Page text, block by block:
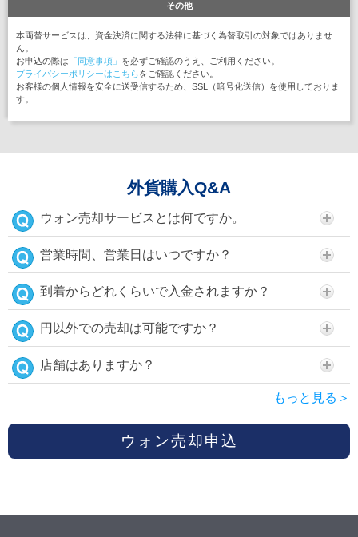
その他
本両替サービスは、資金決済に関する法律に基づく為替取引の対象ではありませ
ん。
お申込の際は 「同意事項」 を必ずご確認のうえ、ご利用ください。
プライバシーポリシーはこちらをご確認ください。
お客様の個人情報を安全に送受信するため、SSL（暗号化送信）を使用しておりま
す。
外貨購入Q&A
ウォン売却サービスとは何ですか。
営業時間、営業日はいつですか？
到着からどれくらいで入金されますか？
円以外での売却は可能ですか？
店舗はありますか？
もっと見る＞
ウォン売却申込